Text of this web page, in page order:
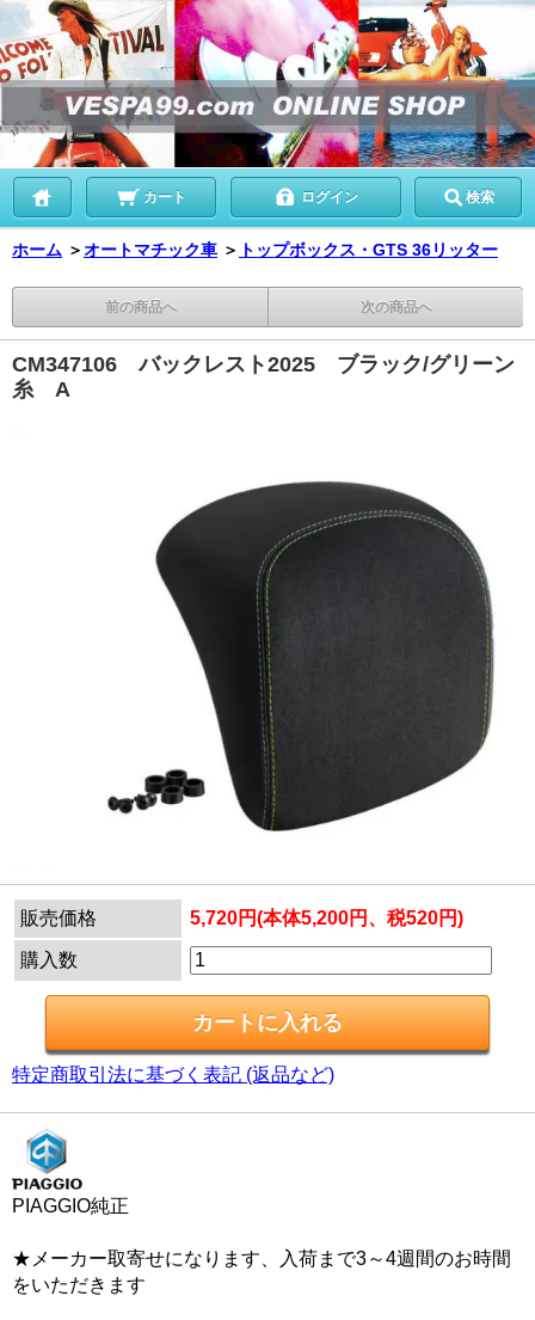
カート ログイン 検索
ホーム ＞オートマチック車 ＞ トップボックス・GTS 36リッター
前の商品へ 次の商品へ
CM347106 バックレスト2025 ブラック/グリーン
糸 A
販売価格 5,720円(本体5,200円、税520円)
購入数
特定商取引法に基づく表記 (返品など)
PIAGGIO純正
★メーカー取寄せになります、入荷まで3～4週間のお時間
をいただきます